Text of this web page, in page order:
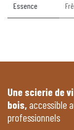
Essence
Une scierie de
bois, accessible
professionnels